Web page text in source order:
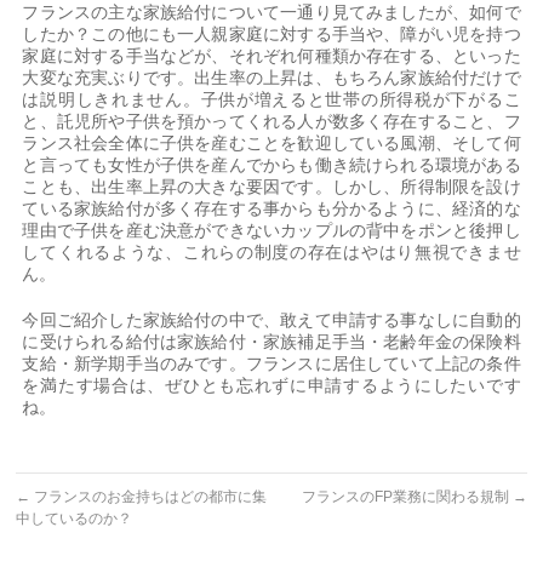
フランスの主な家族給付について一通り見てみましたが、如何で
したか？この他にも一人親家庭に対する手当や、障がい児を持つ
家庭に対する手当などが、それぞれ何種類か存在する、といった
大変な充実ぶりです。出生率の上昇は、もちろん家族給付だけで
は説明しきれません。子供が増えると世帯の所得税が下がるこ
と、託児所や子供を預かってくれる人が数多く存在すること、フ
ランス社会全体に子供を産むことを歓迎している風潮、そして何
と言っても女性が子供を産んでからも働き続けられる環境がある
ことも、出生率上昇の大きな要因です。しかし、所得制限を設け
ている家族給付が多く存在する事からも分かるように、経済的な
理由で子供を産む決意ができないカップルの背中をポンと後押し
してくれるような、これらの制度の存在はやはり無視できませ
ん。
今回ご紹介した家族給付の中で、敢えて申請する事なしに自動的
に受けられる給付は家族給付・家族補足手当・老齢年金の保険料
支給・新学期手当のみです。フランスに居住していて上記の条件
を満たす場合は、ぜひとも忘れずに申請するようにしたいです
ね。
← フランスのお金持ちはどの都市に集
中しているのか？
フランスのFP業務に関わる規制 →